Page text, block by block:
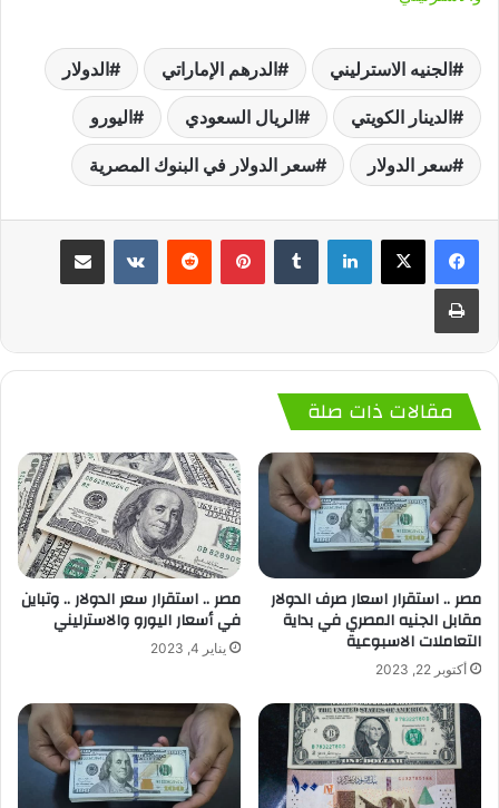
الجنيه الاسترليني الدرهم الإماراتي الدولار
الدينار الكويتي الريال السعودي اليورو
سعر الدولار سعر الدولار في البنوك المصرية
لينكدإن بينتيريست
مقالات ذات صلة
مصر .. استقرار اسعار صرف الدولار
مقابل الجنيه المصري في بداية
التعاملات الاسبوعية
أكتوبر 22, 2023
مصر .. استقرار سعر الدولار .. وتباين
في أسعار اليورو والاسترليني
يناير 4, 2023